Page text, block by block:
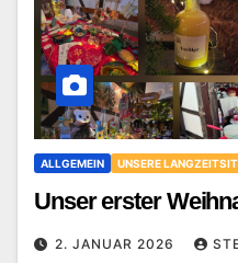
ALLGEMEIN UNSERE
Unser erster
2. JANUAR 2026